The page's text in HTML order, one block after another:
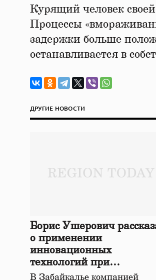
Курящий человек
Процессы
задержки больше
останавливается в
ДРУГИЕ НОВОСТИ
Борис Ушерович
о применении
инновационных
технологий при
строительстве нового
В Забайкалье компанией